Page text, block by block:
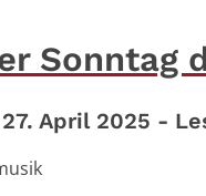
Sonntag
April 2025 -